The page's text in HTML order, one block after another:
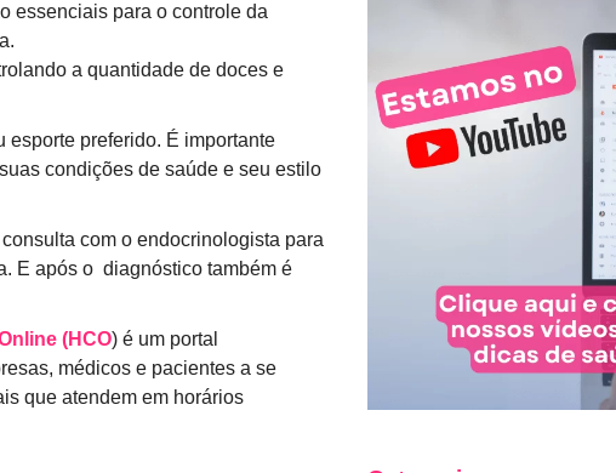
essenciais para o controle da
a quantidade de doces e
esporte preferido. É importante
condições de saúde e seu estilo
com o endocrinologista para
E após o diagnóstico também é
(HCO) é um portal
médicos e pacientes a se
que atendem em horários